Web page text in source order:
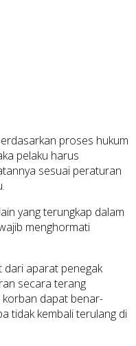
proses hukum
pelaku harus
sesuai peraturan
yang terungkap dalam
menghormati
dari aparat penegak
secara terang
korban dapat benar-
tidak kembali terulang di